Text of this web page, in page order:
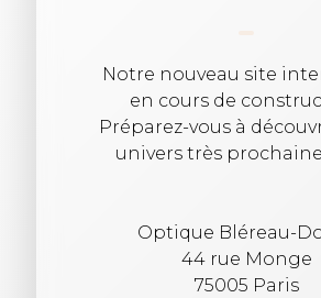
Notre nouveau site
en cours de
Préparez-vous à
univers très
Optique Bléreau-
44 rue Monge
75005 Paris